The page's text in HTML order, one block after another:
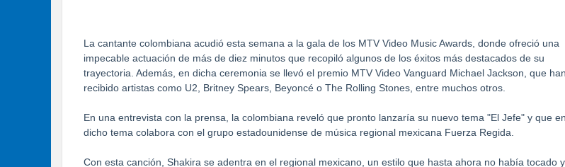
La cantante colombiana acudió esta semana a la gala de los MTV Video Music Awards, donde ofreció una
impecable actuación de más de diez minutos que recopiló algunos de los éxitos más destacados de su
trayectoria. Además, en dicha ceremonia se llevó el premio MTV Video Vanguard Michael Jackson, que han
recibido artistas como U2, Britney Spears, Beyoncé o The Rolling Stones, entre muchos otros.
En una entrevista con la prensa, la colombiana reveló que pronto lanzaría su nuevo tema "El Jefe" y que en
dicho tema colabora con el grupo estadounidense de música regional mexicana Fuerza Regida.
Con esta canción, Shakira se adentra en el regional mexicano, un estilo que hasta ahora no había tocado